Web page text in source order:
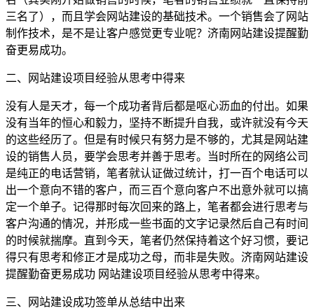
三名了），而且学会网站建设的基础技术。一个销售会了网站
制作技术，是不是让客户感觉更专业呢？济南网站建设提醒勤
奋更易成功。
二、网站建设项目经验从思考中得来
没有人是天才，每一个成功者背后都是呕心沥血的付出。如果
没有当年的恒心和毅力，坚持不断提升自我，或许就没有今天
的这些经历了。但是有时候只有努力是不够的，尤其是网站建
设的销售人员，要学会思考并善于思考。当时所在的网络公司
是纯正的电话营销，笔者就认证做过统计，打一百个电话可以
出一个意向不错的客户，而三百个意向客户不出意外就可以搞
定一个单子。记得那时每次回来的路上，笔者都会进行思考与
客户沟通的情况，并形成一些书面的文字记录然后自己有时间
的时候就揣摩。直到今天，笔者仍然保持着这个好习惯，要记
得只有思考和修正才是成功之母，而非是失败。济南网站建设
提醒勤奋更易成功 网站建设项目经验从思考中得来。
三、网站建设成功签单从总结中出来